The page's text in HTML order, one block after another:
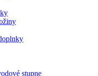
stupne